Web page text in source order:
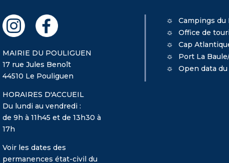
MAIRIE DU POULIGUEN
17 rue Jules Benoît
44510 Le Pouliguen
HORAIRES D'ACCUEIL
Du lundi au vendredi :
de 9h à 11h45 et de 13h30 à
17h
Voir les dates des
permanences état-civil du
Campings du
Office de
Cap
Port La
Open data